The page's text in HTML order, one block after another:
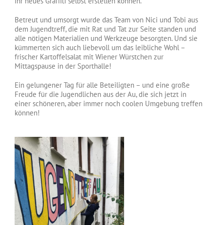
Betreut und umsorgt wurde das Team von Nici und Tobi aus
dem Jugendtreff, die mit Rat und Tat zur Seite standen und
alle nötigen Materialien und Werkzeuge besorgten. Und sie
kümmerten sich auch liebevoll um das leibliche Wohl –
frischer Kartoffelsalat mit Wiener Würstchen zur
Mittagspause in der Sporthalle!
Ein gelungener Tag für alle Beteiligten – und eine große
Freude für die Jugendlichen aus der Au, die sich jetzt in
einer schöneren, aber immer noch coolen Umgebung treffen
können!